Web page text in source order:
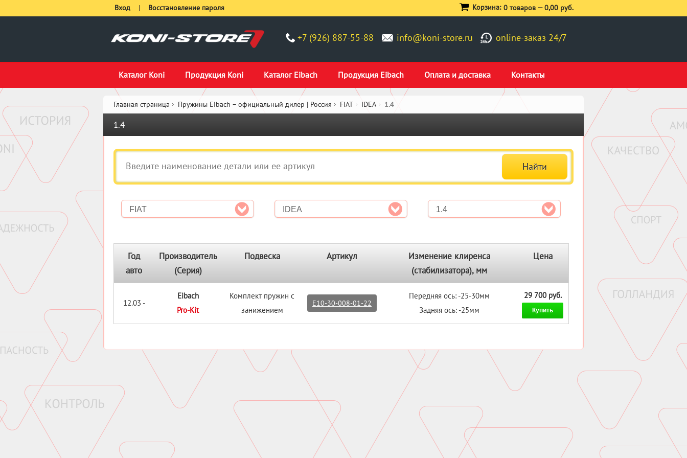
+7 (926) 887-55-88 info@koni-store.ru online-заказ 24/7
Каталог Koni Продукция Koni Каталог Eibach Продукция Eibach Оплата и доставка Контакты
Вход | Восстановление пароля Корзина: 0 товаров —0,00 руб.
Главная страница Пружины Eibach – официальный дилер | Россия FIAT IDEA 1.4
1.4
FIAT IDEA 1.4
Год
авто
Производитель
(Серия)
Подвеска Артикул
Изменение клиренса
(стабилизатора), мм
Цена
12.03 -
Eibach
Pro-Kit
Комплект пружин с
занижением
E10-30-008-01-22
Передняя ось: -25-30мм
Задняя ось: -25мм
29 700 руб.
Купить